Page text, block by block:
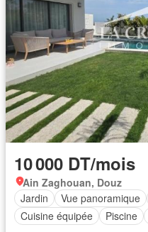
10 000 DT/mois
Ain Zaghouan, Douz
Jardin
Vue panoramique
Cuisine équipée
Piscine